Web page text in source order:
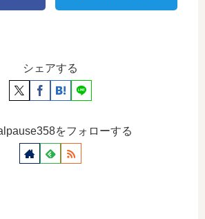
シェアする
をフォローする